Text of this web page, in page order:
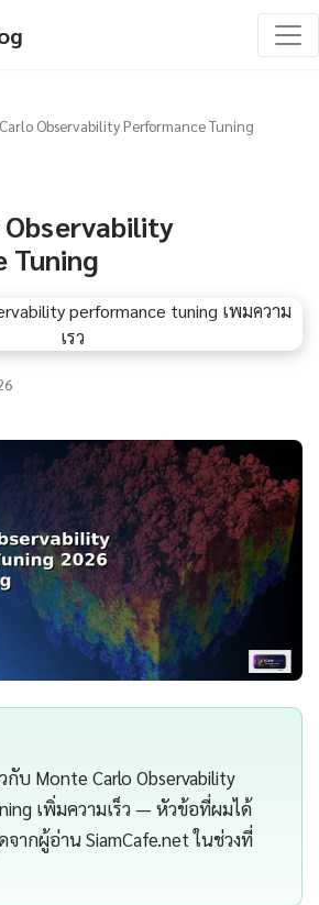
Observability Performance Tuning
Tuning
บ Monte Carlo Observability
เพิ่มความเร็ว — หัวข้อที่ผมได้
ากผู้อ่าน SiamCafe.net ในช่วงที่